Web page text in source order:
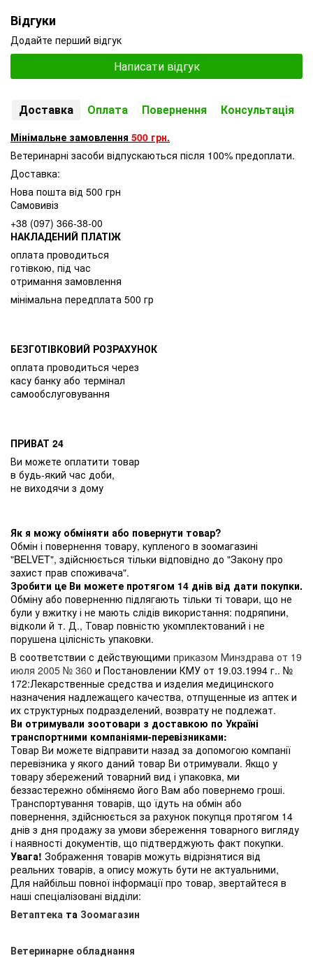
Відгуки
Додайте перший відгук
Написати відгук
Доставка Оплата Повернення Консультація
Мінімальне замовлення 500 грн.
Ветеринарні засоби відпускаються після 100% предоплати.
Доставка:
Нова пошта від 500 грн
Самовивіз
+38 (097) 366-38-00
НАКЛАДЕНИЙ ПЛАТІЖ
оплата проводиться
готівкою, під час
отримання замовлення
мінімальна передплата 500 гр
БЕЗГОТІВКОВИЙ РОЗРАХУНОК
оплата проводиться через
касу банку або термінал
самообслуговування
ПРИВАТ 24
Ви можете оплатити товар
в будь-який час доби,
не виходячи з дому
Як я можу обміняти або повернути товар?
Обмін і повернення товару, купленого в зоомагазині
"BELVET", здійснюється тільки відповідно до "Закону про
захист прав споживача".
Зробити це Ви можете протягом 14 днів від дати покупки.
Обміну або поверненню підлягають тільки ті товари, що не
були у вжитку і не мають слідів використання: подряпини,
відколи й т. Д., Товар повністю укомплектований і не
порушена цілісність упаковки.
В соответствии с действующими приказом Минздрава от 19
июля 2005 № 360 и Постановлении КМУ от 19.03.1994 г.. №
172:Лекарственные средства и изделия медицинского
назначения надлежащего качества, отпущенные из аптек и
их структурных подразделений, возврату не подлежат.
Ви отримували зоотовари з доставкою по Україні
транспортними компаніями-перевізниками:
Товар Ви можете відправити назад за допомогою компанії
перевізника у якого даний товар Ви отримували. Якщо у
товару збережений товарний вид і упаковка, ми
беззастережно обміняємо його Вам або повернемо гроші.
Транспортування товарів, що їдуть на обмін або
повернення, здійснюється за рахунок покупця протягом 14
днів з дня продажу за умови збереження товарного вигляду
і наявності документів, що підтверджують факт покупки.
Увага! Зображення товарів можуть відрізнятися від
реальних товарів, а опису можуть бути не актуальними,
Для найбільш повної інформації про товар, звертайтеся в
наші спеціалізовані відділи:
Ветаптека та Зоомагазин
Ветеринарне обладнання